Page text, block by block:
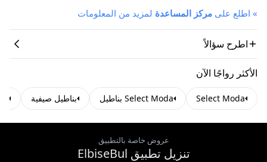
» اطلع على مركز المساعدة لمزيد من المعلومات
اطرح سؤالاً
الأكثر رواجًا الآن
Select Moda Select Moda بناطيل بناطيل صيفية
عروض خاصة بالتطبيق
تنزيل تطبيق ElbiseBul